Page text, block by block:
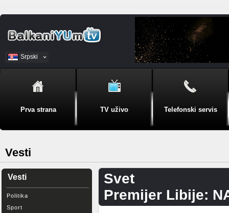
Srpski
BiH
Prva strana TV uživo Telefonski servis
Vesti
Vesti
Politika
Sport
Svet
Premijer Libije: